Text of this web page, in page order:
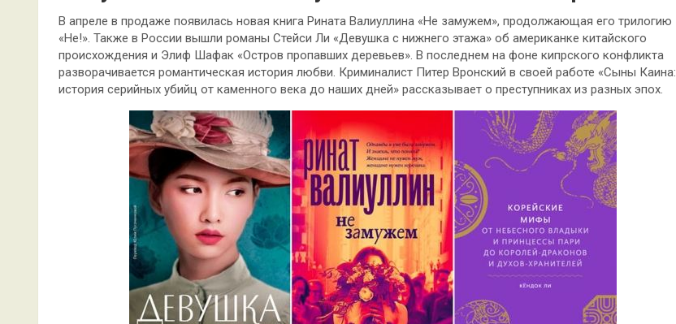
В апреле в продаже появилась новая книга Рината Валиуллина «Не замужем», продолжающая его трилогию
«Не!». Также в России вышли романы Стейси Ли «Девушка с нижнего этажа» об американке китайского
происхождения и Элиф Шафак «Остров пропавших деревьев». В последнем на фоне кипрского конфликта
разворачивается романтическая история любви. Криминалист Питер Вронский в своей работе «Сыны Каина:
история серийных убийц от каменного века до наших дней» рассказывает о преступниках из разных эпох.